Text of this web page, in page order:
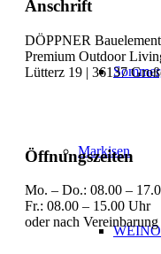
Markisen
Anschrift
DÖPPNER
Premium Outdoor
Lütterz 19 | 36137
Öffnungszeiten
Mo. – Do.: 08.00 –
Fr.: 08.00 – 15.00 Uhr
oder nach Vereinbarung